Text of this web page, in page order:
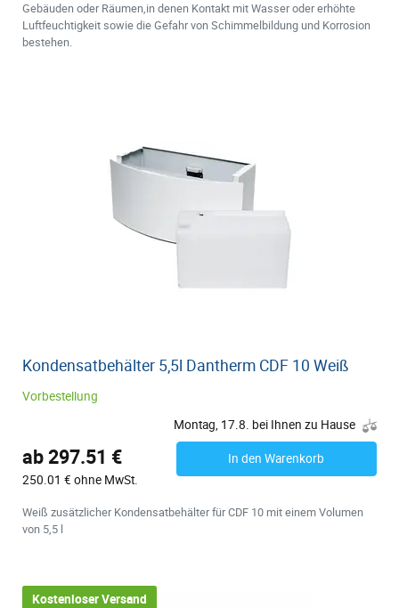
Gebäuden oder Räumen,in denen Kontakt mit Wasser oder erhöhte
Luftfeuchtigkeit sowie die Gefahr von Schimmelbildung und Korrosion
bestehen.
Kondensatbehälter 5,5l Dantherm CDF 10 Weiß
Vorbestellung
Montag, 17.8. bei Ihnen zu Hause
ab 297.51 €
250.01 € ohne MwSt.
In den Warenkorb
Weiß zusätzlicher Kondensatbehälter für CDF 10 mit einem Volumen
von 5,5 l
Kostenloser Versand